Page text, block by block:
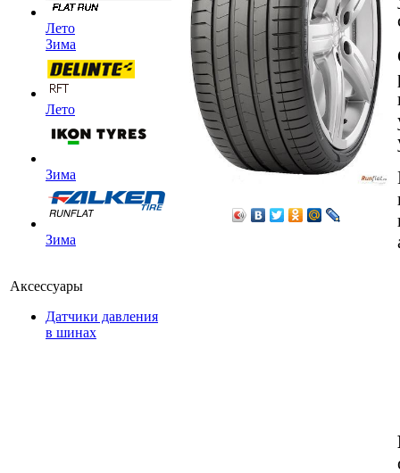
Лето
Зима
Лето
Зима
Зима
Аксессуары
Датчики давления
в шинах